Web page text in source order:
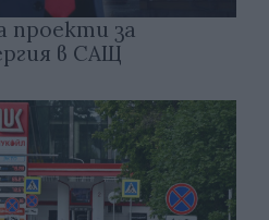
проекти за
в САЩ